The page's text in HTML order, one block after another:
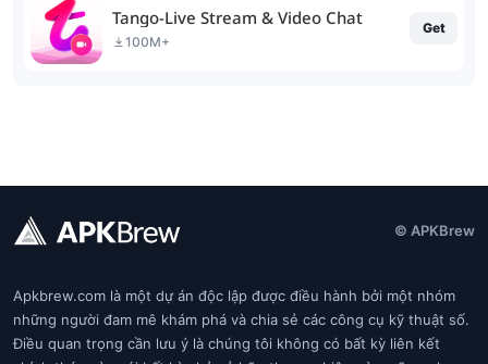
Tango-Live Stream & Video Chat
100M+
Get
© APKBrew
Apkbrew.com là một dự án độc lập được điều hành bởi một nhóm
những người đam mê khám phá và chia sẻ các công cụ kỹ thuật số.
Điều quan trọng cần lưu ý là chúng tôi không có bất kỳ liên kết